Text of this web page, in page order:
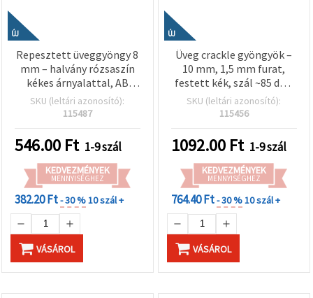
ÚJ
Repesztett üveggyöngy 8
mm – halvány rózsaszín
kékes árnyalattal, AB
bevonat, 1 mm furat, kb.
110 db –
kreatív hobbyhoz
SKU (leltári azonosító):
115487
546.00 Ft 1-9 szál
KEDVEZMÉNYEK
MENNYISÉGHEZ
382.20 Ft- 30 %10 szál +
VÁSÁROL
ÚJ
Üveg crackle gyöngyök –
10 mm, 1,5 mm furat,
festett kék, szál ~85 db –
ékszerkészítéshez,
gyöngyfűzéshez és
projektekhez (EM ART)
SKU (leltári azonosító):
115456
1092.00 Ft 1-9 szál
KEDVEZMÉNYEK
MENNYISÉGHEZ
764.40 Ft- 30 %10 szál +
VÁSÁROL